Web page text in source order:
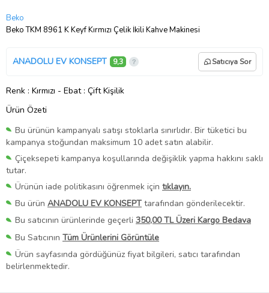
Beko
Beko TKM 8961 K Keyf Kırmızı Çelik İkili Kahve Makinesi
ANADOLU EV KONSEPT 9,3 Satıcıya Sor
Renk : Kırmızı - Ebat : Çift Kişilik
Ürün Özeti
Bu ürünün kampanyalı satışı stoklarla sınırlıdır. Bir tüketici bu
kampanya stoğundan maksimum 10 adet satın alabilir.
Çiçeksepeti kampanya koşullarında değişiklik yapma hakkını saklı
tutar.
Ürünün iade politikasını öğrenmek için tıklayın.
Bu ürün ANADOLU EV KONSEPT tarafından gönderilecektir.
Bu satıcının ürünlerinde geçerli 350,00 TL Üzeri Kargo Bedava
Bu Satıcının Tüm Ürünlerini Görüntüle
Ürün sayfasında gördüğünüz fiyat bilgileri, satıcı tarafından
belirlenmektedir.